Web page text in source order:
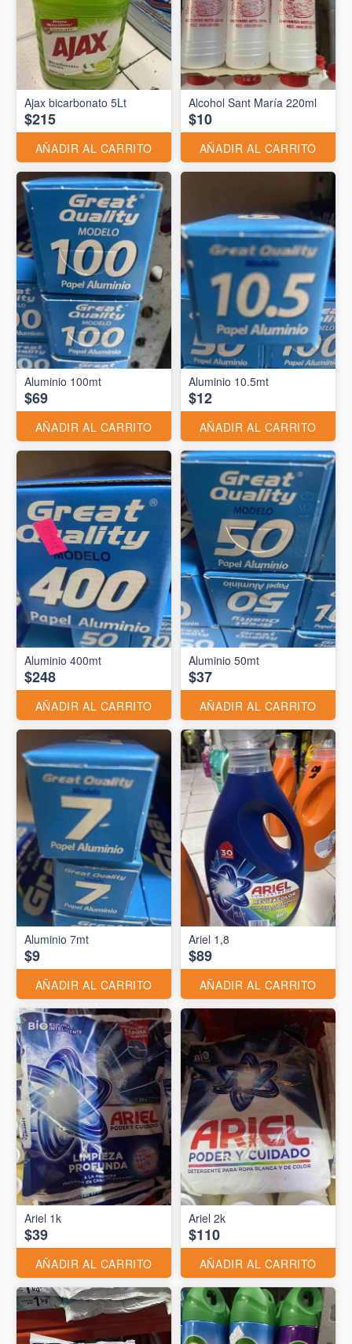
Ajax bicarbonato 5Lt
$215
AÑADIR AL CARRITO
Alcohol Sant María 220ml
$10
AÑADIR AL CARRITO
$69
AÑADIR AL CARRITO
Aluminio 10.5mt
$12
AÑADIR AL CARRITO
Aluminio 400mt
$248
AÑADIR AL CARRITO
Aluminio 50mt
$37
AÑADIR AL CARRITO
Aluminio 7mt
$9
AÑADIR AL CARRITO
Ariel 1,8
$89
AÑADIR AL CARRITO
Ariel 1k
$39
AÑADIR AL CARRITO
Ariel 2k
$110
AÑADIR AL CARRITO